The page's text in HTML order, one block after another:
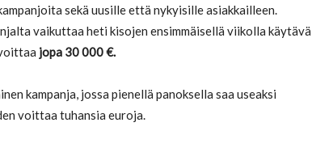
sekä uusille että nykyisille asiakkailleen.
vaikuttaa heti kisojen ensimmäisellä viikolla käytävä
jopa 30 000 €.
kampanja, jossa pienellä panoksella saa useaksi
voittaa tuhansia euroja.